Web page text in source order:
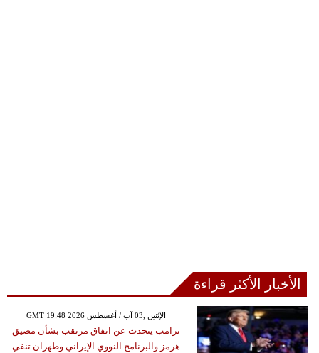
الأخبار الأكثر قراءة
GMT 19:48 2026 الإثنين ,03 آب / أغسطس
ترامب يتحدث عن اتفاق مرتقب بشأن مضيق
هرمز والبرنامج النووي الإيراني وطهران تنفي